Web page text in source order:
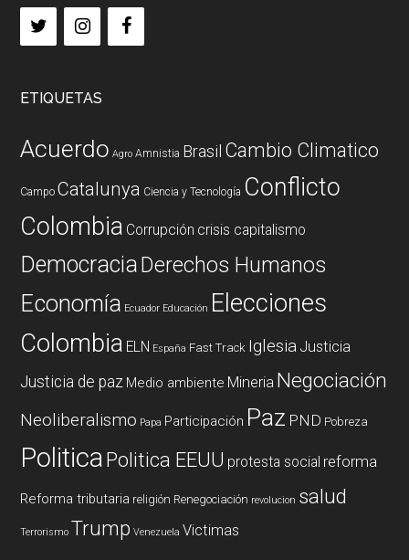
ETIQUETAS
Acuerdo Agro Amnistia Brasil Cambio Climatico
Campo Catalunya Ciencia y Tecnología Conflicto
Colombia Corrupción crisis capitalismo
DemocraciaDerechos Humanos
Economía Ecuador Educación Elecciones
Colombia ELN España Fast Track Iglesia Justicia
Justicia de paz Medio ambiente Mineria Negociación
Neoliberalismo Papa Participación Paz PND Pobreza
PoliticaPolitica EEUU protesta social reforma
Reforma tributaria religión Renegociación revolucion salud
Terrorismo Trump Venezuela Victimas